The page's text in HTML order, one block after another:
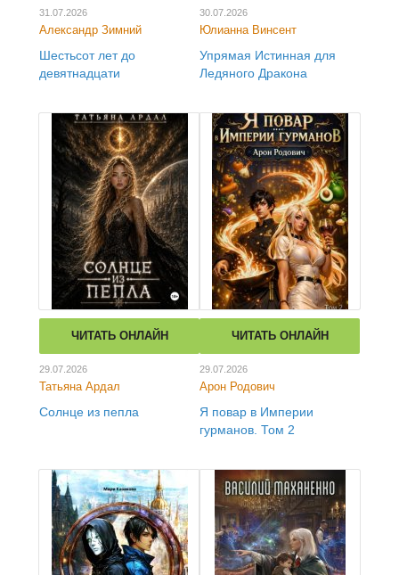
31.07.2026
Александр Зимний
Шестьсот лет до
девятнадцати
30.07.2026
Юлианна Винсент
Упрямая Истинная для
Ледяного Дракона
ЧИТАТЬ ОНЛАЙН
29.07.2026
Татьяна Ардал
Солнце из пепла
ЧИТАТЬ ОНЛАЙН
29.07.2026
Арон Родович
Я повар в Империи
гурманов. Том 2